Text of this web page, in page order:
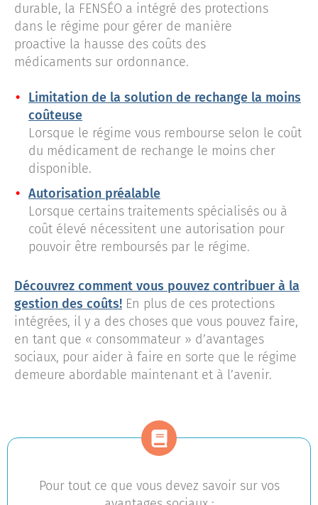
durable, la FENSÉO a intégré des protections
dans le régime pour gérer de manière
proactive la hausse des coûts des
médicaments sur ordonnance.
Limitation de la solution de rechange la moins
coûteuse
Lorsque le régime vous rembourse selon le coût
du médicament de rechange le moins cher
disponible.
Autorisation préalable
Lorsque certains traitements spécialisés ou à
coût élevé nécessitent une autorisation pour
pouvoir être remboursés par le régime.
Découvrez comment vous pouvez contribuer à la
gestion des coûts! En plus de ces protections
intégrées, il y a des choses que vous pouvez faire,
en tant que « consommateur » d’avantages
sociaux, pour aider à faire en sorte que le régime
demeure abordable maintenant et à l’avenir.
Pour tout ce que vous devez savoir sur vos